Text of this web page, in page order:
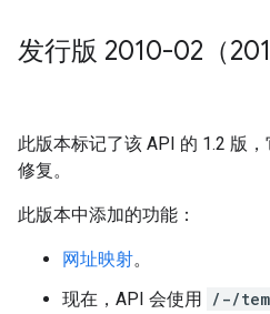
发行版 2010-02（
此版本标记了该 API 的 1.2 版
修复。
此版本中添加的功能：
网址映射。
现在，API 会使用 /-/